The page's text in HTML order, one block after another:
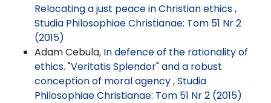
Relocating a just peace in Christian ethics,
Studia Philosophiae Christianae: Tom 51 Nr 2
(2015)
Adam Cebula, In defence of the rationality of
ethics. "Veritatis Splendor" and a robust
conception of moral agency,Studia
Philosophiae Christianae: Tom 51 Nr 2 (2015)